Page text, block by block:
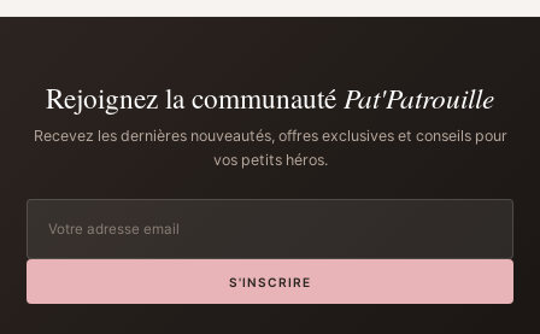
Rejoignez la communauté Pat'Patrouille
Recevez les dernières nouveautés, offres exclusives et conseils pour
vos petits héros.
S'INSCRIRE